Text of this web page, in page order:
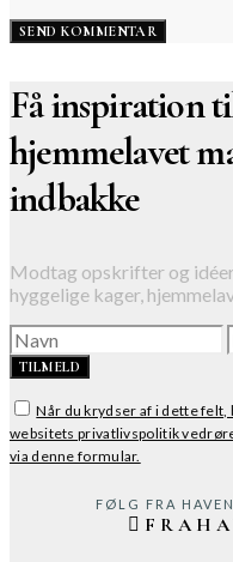
Få inspiration
hjemmelavet
indbakke
Modtag opskrifter og
hyggelige kager,
TILMELD
Når du krydser af i dette
websitets privatlivspolitik
via denne formular.
FØLG FRA